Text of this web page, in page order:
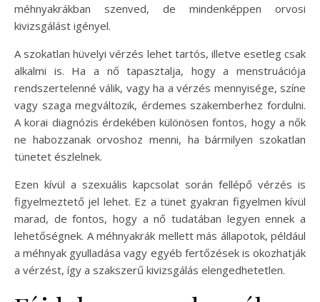
méhnyakrákban szenved, de mindenképpen orvosi
kivizsgálást igényel.
A szokatlan hüvelyi vérzés lehet tartós, illetve esetleg csak
alkalmi is. Ha a nő tapasztalja, hogy a menstruációja
rendszertelenné válik, vagy ha a vérzés mennyisége, színe
vagy szaga megváltozik, érdemes szakemberhez fordulni.
A korai diagnózis érdekében különösen fontos, hogy a nők
ne habozzanak orvoshoz menni, ha bármilyen szokatlan
tünetet észlelnek.
Ezen kívül a szexuális kapcsolat során fellépő vérzés is
figyelmeztető jel lehet. Ez a tünet gyakran figyelmen kívül
marad, de fontos, hogy a nő tudatában legyen ennek a
lehetőségnek. A méhnyakrák mellett más állapotok, például
a méhnyak gyulladása vagy egyéb fertőzések is okozhatják
a vérzést, így a szakszerű kivizsgálás elengedhetetlen.